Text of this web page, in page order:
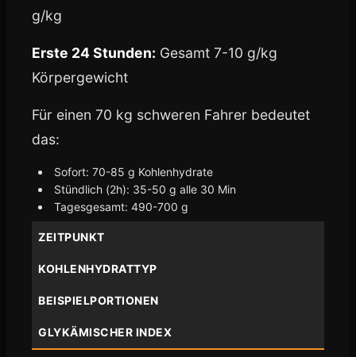
g/kg
Erste 24 Stunden: Gesamt 7-10 g/kg
Körpergewicht
Für einen 70 kg schweren Fahrer bedeutet
das:
Sofort: 70-85 g Kohlenhydrate
Stündlich (2h): 35-50 g alle 30 Min
Tagesgesamt: 490-700 g
ZEITPUNKT
KOHLENHYDRATTYP
BEISPIELPORTIONEN
GLYKÄMISCHER INDEX